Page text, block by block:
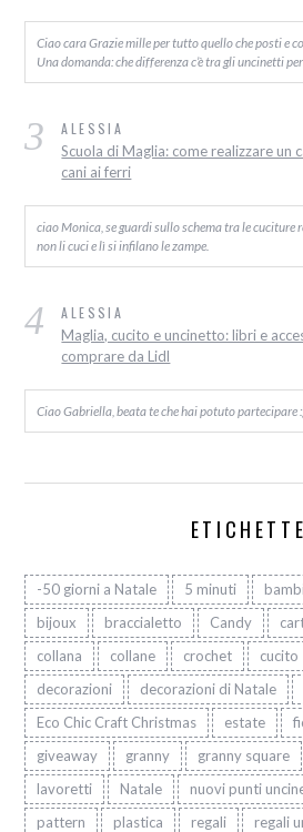
Ciao cara Grazie mille per tutto quello che posti e
Una domanda: che differenza c’è tra gli uncinetti
3 ALESSIA
Scuola di Maglia: come realizzare un
cani ai ferri
ciao Monica, se guardi sullo schema tra le cuciture
non li cuci e lì si infilano le zampe.
4 ALESSIA
Maglia, cucito e uncinetto: libri e
comprare da Lidl
Ciao Gabriella, beata te che hai potuto partecipare
ETICHETTE
-50 giorni a Natale 5 minuti
bijoux
braccialetto Candy
collana
collane crochet cucito
decorazioni
decorazioni di Natale
Eco Chic Craft Christmas
estate
giveaway
granny granny square
lavoretti
Natale nuovi punti
pattern
plastica regali
regali